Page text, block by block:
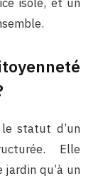
statut d’un
Elle
qu’à un